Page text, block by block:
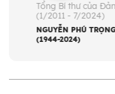
Tổng Bí thư của
(1/2011 - 7/2024)
NGUYỄN PHÚ TRỌNG
(1944-2024)